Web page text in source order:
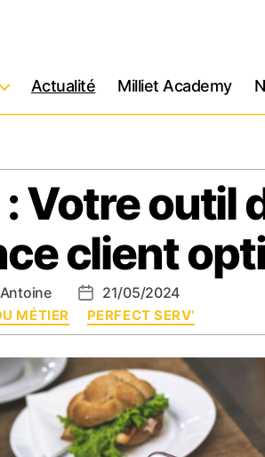
Actualité Milliet Academy
Votre outil
client
Antoine
Date
de
l’article
21/05/2024
Catégories
MÉTIER PERFECT SERV’